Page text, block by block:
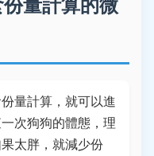
量計算，就可以進
次狗狗的體態，理
太胖，就減少份